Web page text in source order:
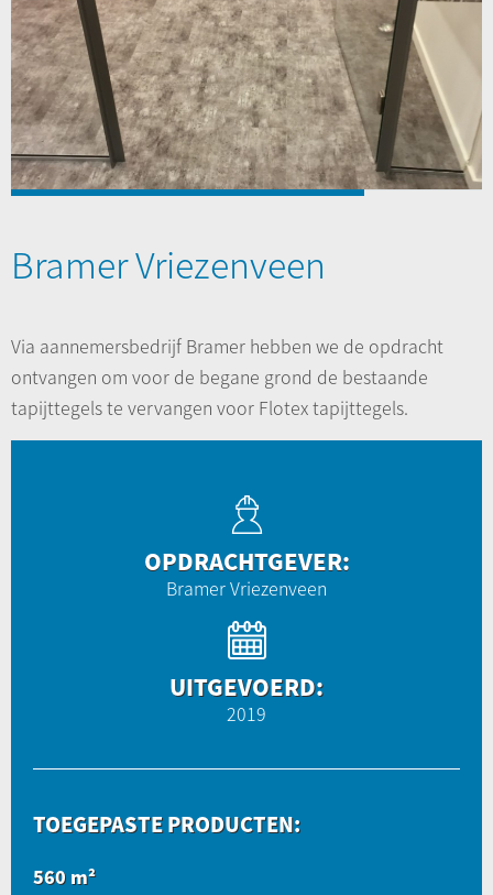
Bramer Vriezenveen
Via aannemersbedrijf Bramer hebben we de opdracht
ontvangen om voor de begane grond de bestaande
tapijttegels te vervangen voor Flotex tapijttegels.
OPDRACHTGEVER:
Bramer Vriezenveen
UITGEVOERD:
2019
TOEGEPASTE PRODUCTEN:
560 m²